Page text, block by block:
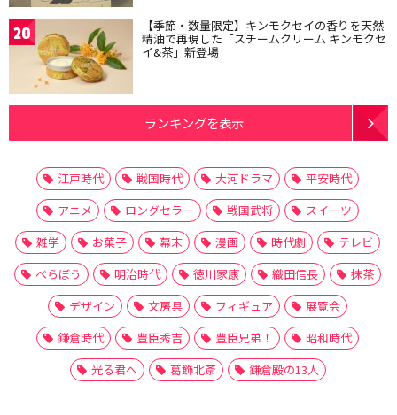
20 【季節・数量限定】キンモクセイの香りを天然
精油で再現した「スチームクリーム キンモクセ
イ&茶」新登場
ランキングを表示
江戸時代 戦国時代 大河ドラマ
平安時代
アニメ
ロングセラー 戦国武将
スイーツ
雑学
お菓子 幕末 漫画 時代劇
テレビ
べらぼう
明治時代 徳川家康 織田信長
抹茶
デザイン
文房具 フィギュア
展覧会
鎌倉時代
豊臣秀吉 豊臣兄弟！
昭和時代
光る君へ
葛飾北斎 鎌倉殿の13人